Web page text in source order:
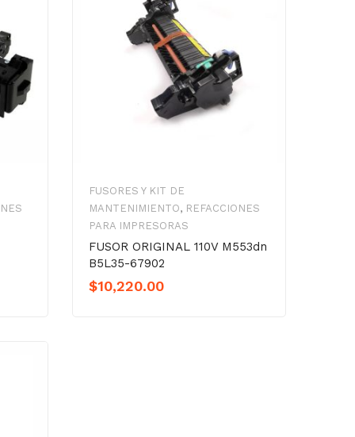
FUSORES Y KIT DE
MANTENIMIENTO, REFACCIONES
PARA IMPRESORAS
FUSOR ORIGINAL 110V M553dn
B5L35-67902
$10,220.00